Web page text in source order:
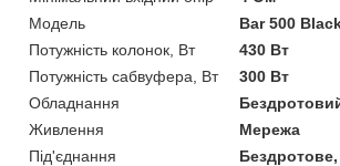
Мoдель
Bar 500
Потужність колонок, Вт
430 Вт
Потужність сабвуфера, Вт
300 Вт
Обладнання
Живлення
Мережа
Під'єднання